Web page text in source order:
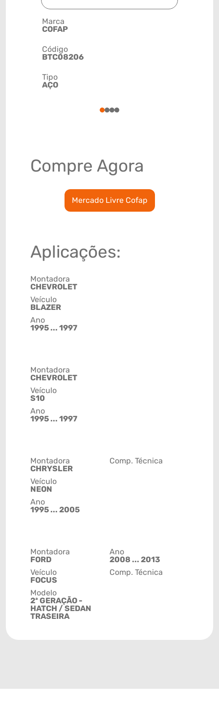
Marca
COFAP
Código
BTC08206
Tipo
AÇO
1234
Compre Agora
Mercado Livre Cofap
Aplicações:
Montadora
CHEVROLET
Veículo
BLAZER
Ano
1995 ... 1997
Montadora
CHEVROLET
Veículo
S10
Ano
1995 ... 1997
Montadora
CHRYSLER
Veículo
NEON
Ano
1995 ... 2005
Comp. Técnica
Montadora
FORD
Veículo
FOCUS
Modelo
2ª GERAÇÃO -
HATCH / SEDAN
TRASEIRA
Ano
2008 ... 2013
Comp. Técnica